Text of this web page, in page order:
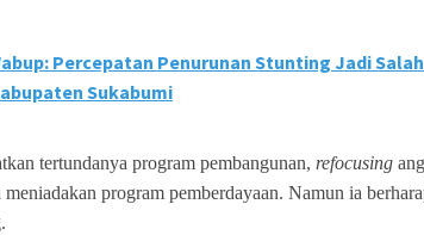
Percepatan Penurunan Stunting Jadi
Sukabumi
tertundanya program pembangunan, refocusing
program pemberdayaan. Namun ia